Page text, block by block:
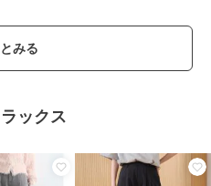
みる
ックス